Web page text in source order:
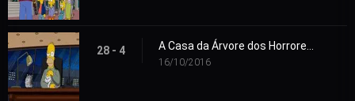
28 - 4
16/10/2016